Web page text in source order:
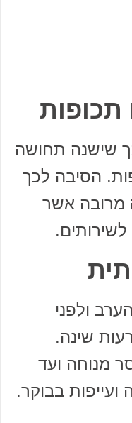
שישנה תחושה
הסיבה לכך
מרובה אשר
לשירותים.
ולפני
שינה.
מנוחה ועד
ועייפות בבוקר.